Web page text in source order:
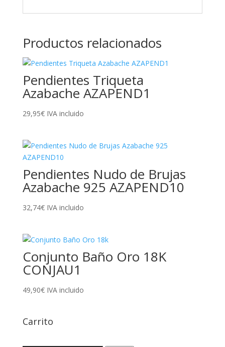
Productos relacionados
Pendientes Triqueta
Azabache AZAPEND1
29,95€ IVA incluido
Pendientes Nudo de Brujas
Azabache 925 AZAPEND10
32,74€ IVA incluido
Conjunto Baño Oro 18K
CONJAU1
49,90€ IVA incluido
Carrito